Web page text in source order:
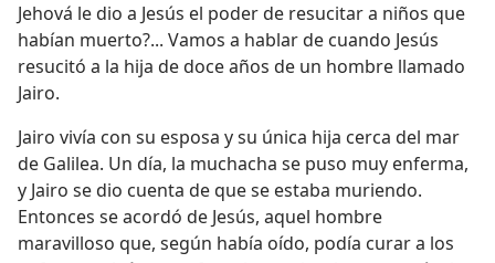
Jehová le dio a Jesús el poder de resucitar a niños que
habían muerto?... Vamos a hablar de cuando Jesús
resucitó a la hija de doce años de un hombre llamado
Jairo.
Jairo vivía con su esposa y su única hija cerca del mar
de Galilea. Un día, la muchacha se puso muy enferma,
y Jairo se dio cuenta de que se estaba muriendo.
Entonces se acordó de Jesús, aquel hombre
maravilloso que, según había oído, podía curar a los